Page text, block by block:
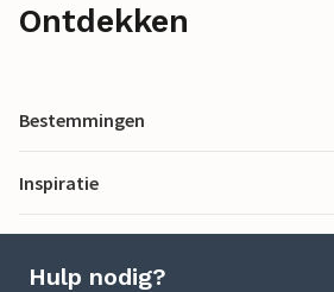
Ontdekken
Bestemmingen
Inspiratie
Hulp nodig?